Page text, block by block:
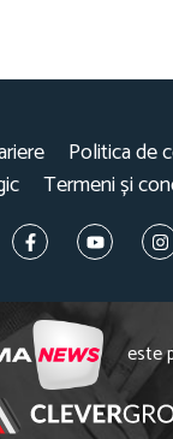
Politica de
Termeni și
este